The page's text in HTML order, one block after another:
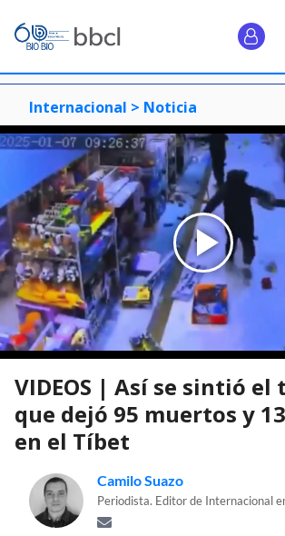
Internacional > Noticia
VIDEOS | Así se sintió
que dejó 95 muertos y
en el Tíbet
Camilo Suazo
Periodista. Editor de Internacional